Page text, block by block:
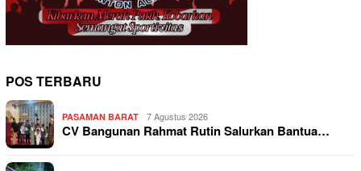
POS TERBARU
PASAMAN BARAT 7 Agustus 2026
CV Bangunan Rahmat Rutin Salurkan Bantua…